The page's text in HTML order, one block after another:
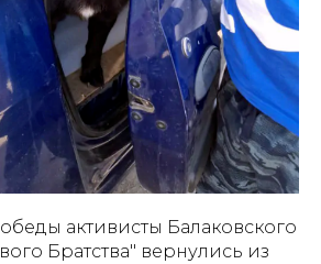
активисты Балаковского
Братства" вернулись из